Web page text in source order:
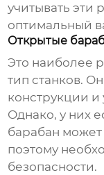
учитывать эти
оптимальный
Открытые
Это наиболее
тип станков.
конструкции и
Однако, у них
барабан может
поэтому
безопасности.